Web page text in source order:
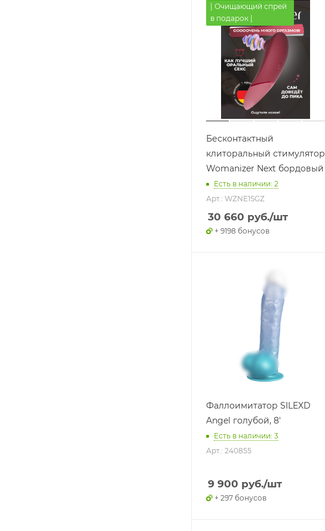
| Очищающий спрей
в подарок |
Бесконтактный
клиторальный стимулятор
Womanizer Next бордовый
Есть в наличии: 2
Арт.: WZNE1SGZ
30 660 руб./шт
+ 9198 бонусов
Фаллоимитатор SILEXD
Angel голубой, 8'
Есть в наличии: 3
Арт.: 240855
9 900 руб./шт
+ 297 бонусов